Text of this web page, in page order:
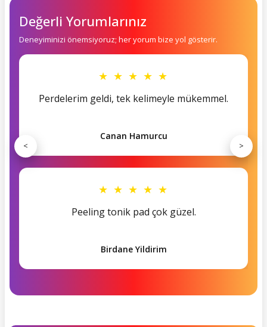
Değerli Yorumlarınız
Deneyiminizi önemsiyoruz; her yorum bize yol gösterir.
★ ★ ★ ★ ★
Perdelerim geldi, tek kelimeyle mükemmel.
Canan Hamurcu
★ ★ ★ ★ ★
Peeling tonik pad çok güzel.
Birdane Yildirim
< >